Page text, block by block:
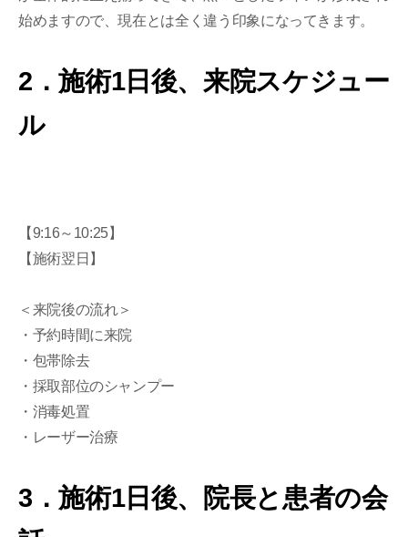
始めますので、現在とは全く違う印象になってきます。
2．施術1日後、来院スケジュー
ル
【9:16～10:25】
【施術翌日】
＜来院後の流れ＞
・予約時間に来院
・包帯除去
・採取部位のシャンプー
・消毒処置
・レーザー治療
3．施術1日後、院長と患者の会